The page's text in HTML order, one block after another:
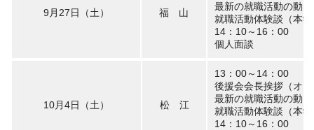
9月27日（土） 福 山
最新の就職活動の動
就職活動体験談（本
14：10～16：00
個人面談
10月4日（土） 松 江
13：00～14：00
後援会会長挨拶（オ
最新の就職活動の動
就職活動体験談（本
14：10～16：00